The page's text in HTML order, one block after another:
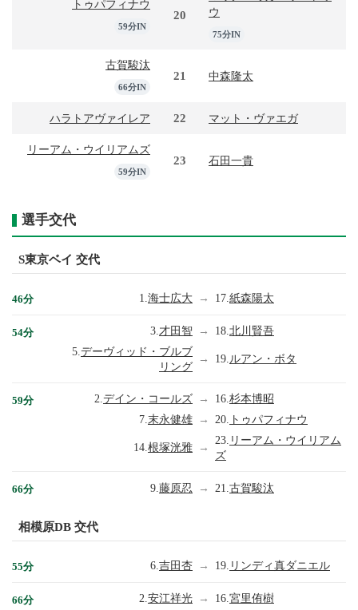
トゥパフィナウ
59分IN
20
ウ
75分IN
古賀駿汰
66分IN
21 中森隆太
ハラトアヴァイレア 22 マット・ヴァエガ
リーアム・ウイリアムズ
59分IN
23 石田一貴
選手交代
S東京ベイ 交代
46分 1. 海士広大 → 17. 紙森陽太
54分 3. 才田智 → 18. 北川賢吾
5. デーヴィッド・ブルブ
リング
→ 19.ルアン・ボタ
59分 2. デイン・コールズ → 16. 杉本博昭
7. 末永健雄 → 20. トゥパフィナウ
14.根塚洸雅 →
23. リーアム・ウイリアム
ズ
66分 9. 藤原忍 → 21. 古賀駿汰
相模原DB 交代
55分 6. 吉田杏 → 19. リンディ真ダニエル
66分 2. 安江祥光 → 16. 宮里侑樹